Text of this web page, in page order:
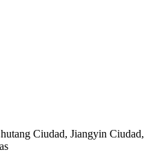
Ciudad, Jiangyin Ciudad,